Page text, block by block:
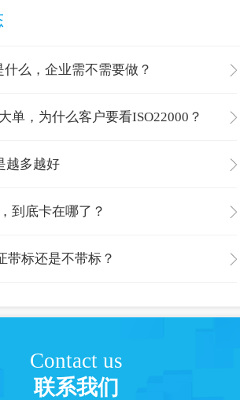
什么，企业需不需要做？
单，为什么客户要看ISO22000？
越多越好
到底卡在哪了？
带标还是不带标？
Contact us
联系我们